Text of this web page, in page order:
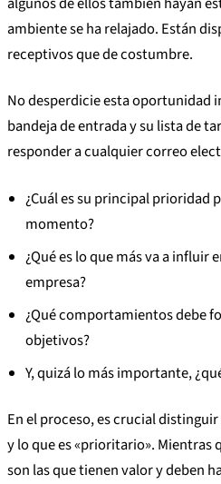
ambiente se ha relajado. Están
receptivos que de costumbre.
No desperdicie esta oportunidad
bandeja de entrada y su lista de
responder a cualquier correo
¿Cuál es su principal prioridad
momento?
¿Qué es lo que más va a influir
empresa?
¿Qué comportamientos debe
objetivos?
Y, quizá lo más importante,
En el proceso, es crucial
y lo que es «prioritario». Mientras
son las que tienen valor y deben